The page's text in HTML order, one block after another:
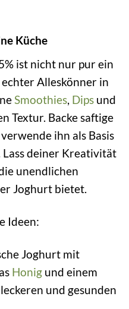
Küche
ist nicht nur pur ein
Alleskönner in
Smoothies, Dips und
Textur. Backe saftige
ihn als Basis
Lass deiner Kreativität
unendlichen
Joghurt bietet.
Ideen:
Joghurt mit
Honigund einem
und gesunden